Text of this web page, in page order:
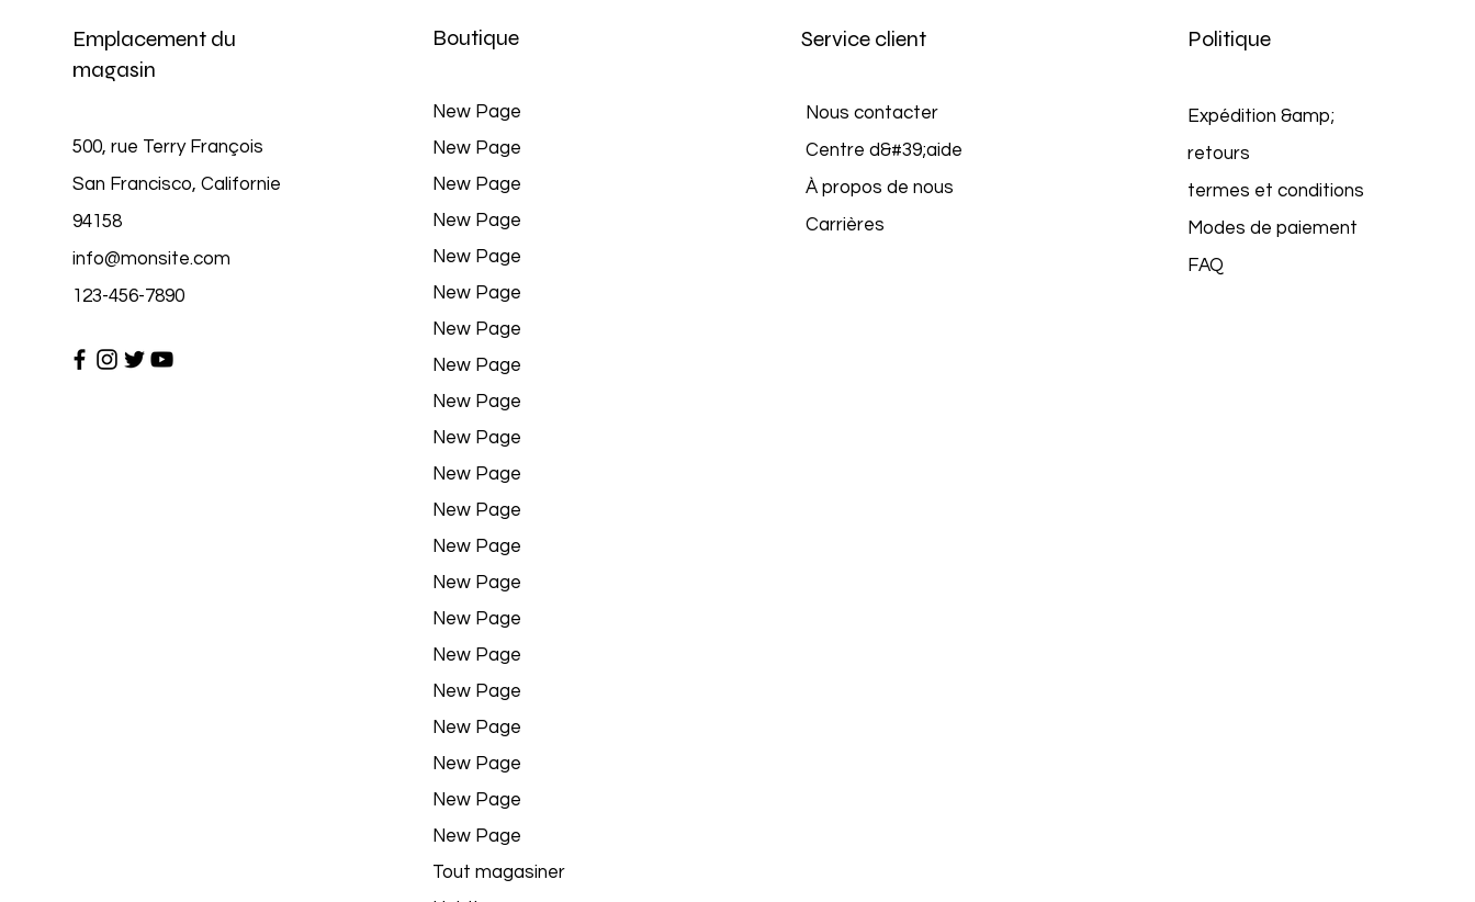
Emplacement du
magasin
500, rue Terry François
San Francisco, Californie
94158
info@monsite.com
123-456-7890
Boutique
New Page
New Page
New Page
New Page
New Page
New Page
New Page
New Page
New Page
New Page
New Page
New Page
New Page
New Page
New Page
New Page
New Page
New Page
New Page
New Page
New Page
Tout magasiner
Service client
Nous contacter
Centre d&#39;aide
À propos de nous
Carrières
Politique
Expédition &amp;
retours
termes et conditions
Modes de paiement
FAQ